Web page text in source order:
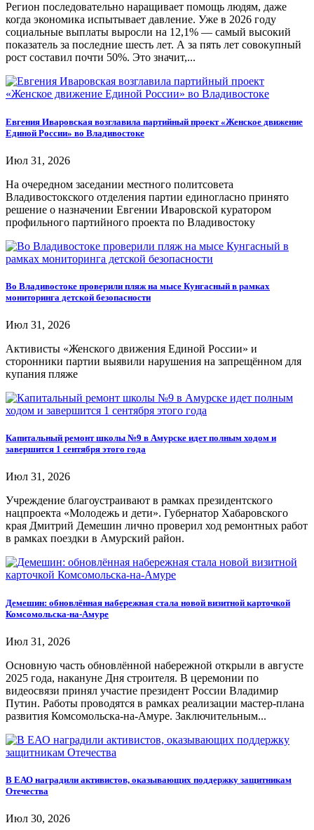
Регион последовательно наращивает помощь людям, даже
когда экономика испытывает давление. Уже в 2026 году
социальные выплаты выросли на 12,1% — самый высокий
показатель за последние шесть лет. А за пять лет совокупный
рост составил почти 50%. Это значит,...
Евгения Иваровская возглавила партийный проект «Женское движение
Единой России» во Владивостоке
Июл 31, 2026
На очередном заседании местного политсовета
Владивостокского отделения партии единогласно принято
решение о назначении Евгении Иваровской куратором
профильного партийного проекта по Владивостоку
Во Владивостоке проверили пляж на мысе Кунгасный в рамках
мониторинга детской безопасности
Июл 31, 2026
Активисты «Женского движения Единой России» и
сторонники партии выявили нарушения на запрещённом для
купания пляже
Капитальный ремонт школы №9 в Амурске идет полным ходом и
завершится 1 сентября этого года
Июл 31, 2026
Учреждение благоустраивают в рамках президентского
нацпроекта «Молодежь и дети». Губернатор Хабаровского
края Дмитрий Демешин лично проверил ход ремонтных работ
в рамках поездки в Амурский район.
Демешин: обновлённая набережная стала новой визитной карточкой
Комсомольска-на-Амуре
Июл 31, 2026
Основную часть обновлённой набережной открыли в августе
2025 года, накануне Дня строителя. В церемонии по
видеосвязи принял участие президент России Владимир
Путин. Работы проводятся в рамках реализации мастер-плана
развития Комсомольска-на-Амуре. Заключительным...
В ЕАО наградили активистов, оказывающих поддержку защитникам
Отечества
Июл 30, 2026